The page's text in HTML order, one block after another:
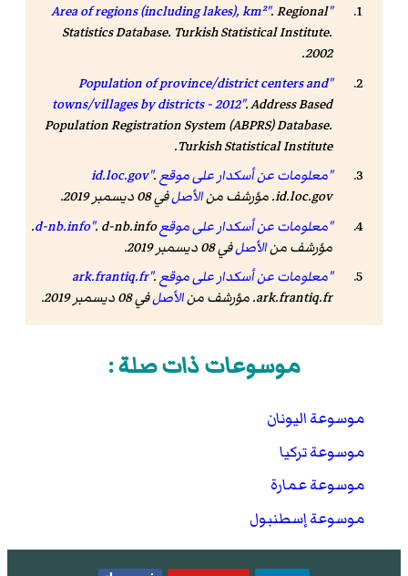
"Area of regions (including lakes), km²"
.Regional
Statistics Database. Turkish Statistical Institute.
2002
.
"Population of province/district centers and
towns/villages by districts - 2012".Address Based
Population Registration System (ABPRS) Database.
Turkish Statistical Institute
.
"معلومات عن أسكدار على موقع id.loc.gov".
id.loc.gov. مؤرشف من
الأصلفي 08 ديسمبر 2019.
"معلومات عن أسكدار على موقع d-nb.info"
. d-nb.info.
مؤرشف منالأصلفي 08 ديسمبر 2019.
"معلومات عن أسكدار على موقع ark.frantiq.fr".
ark.frantiq.fr. مؤرشف من
الأصلفي 08 ديسمبر 2019.
موسوعات ذات صلة :
موسوعة اليونان
موسوعة تركيا
موسوعة عمارة
موسوعة إسطنبول